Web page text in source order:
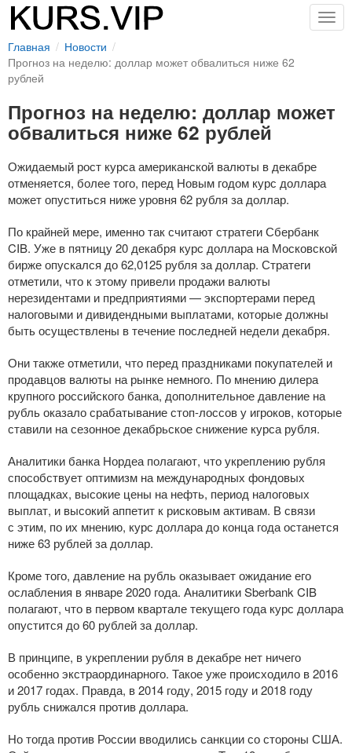
Главная
Новости
Прогноз на неделю: доллар может обвалиться ниже 62
рублей
Прогноз на неделю: доллар может
обвалиться ниже 62 рублей
Ожидаемый рост курса американской валюты в декабре
отменяется, более того, перед Новым годом курс доллара
может опуститься ниже уровня 62 рубля за доллар.
По крайней мере, именно так считают стратеги Сбербанк
CIB. Уже в пятницу 20 декабря курс доллара на Московской
бирже опускался до 62,0125 рубля за доллар. Стратеги
отметили, что к этому привели продажи валюты
нерезидентами и предприятиями — экспортерами перед
налоговыми и дивидендными выплатами, которые должны
быть осуществлены в течение последней недели декабря.
Они также отметили, что перед праздниками покупателей и
продавцов валюты на рынке немного. По мнению дилера
крупного российского банка, дополнительное давление на
рубль оказало срабатываниестоп-лоссову игроков, которые
ставили на сезонное декабрьское снижение курса рубля.
Аналитики банка Нордеа полагают, что укреплению рубля
способствует оптимизм на международных фондовых
площадках, высокие цены на нефть, период налоговых
выплат, и высокий аппетит к рисковым активам. В связи
с этим, по их мнению, курс доллара до конца года останется
ниже 63 рублей за доллар.
Кроме того, давление на рубль оказывает ожидание его
ослабления в январе 2020 года. Аналитики Sberbank CIB
полагают, что в первом квартале текущего года курс доллара
опустится до 60 рублей за доллар.
В принципе, в укреплении рубля в декабре нет ничего
особенно экстраординарного. Такое уже происходило в 2016
и 2017 годах. Правда, в 2014 году, 2015 году и 2018 году
рубль снижался против доллара.
Но тогда против России вводились санкции со стороны США.